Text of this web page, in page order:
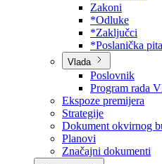
Poslovnik
Program rada
Budžet 2026
Zakoni
*Odluke
*Zaključci
*Poslanička
Vlada
Poslovnik
Program rada
Ekspoze premijera
Strategije